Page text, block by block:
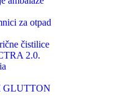
za otpad
čistilice
2.0.
GLUTTON